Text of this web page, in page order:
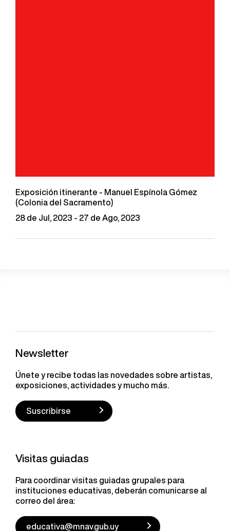
Exposición itinerante - Manuel Espínola Gómez
(Colonia del Sacramento)
28 de Jul, 2023 - 27 de Ago, 2023
Newsletter
Únete y recibe todas las novedades sobre artistas,
exposiciones, actividades y mucho más.
Suscribirse
Visitas guiadas
Para coordinar visitas guiadas grupales para
instituciones educativas, deberán comunicarse al
correo del área:
educativa@mnav.gub.uy